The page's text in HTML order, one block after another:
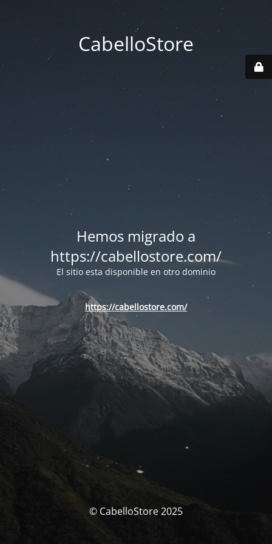
CabelloStore
Hemos migrado a
https://cabellostore.com/
El sitio esta disponible en otro dominio
https://cabellostore.com/
© CabelloStore 2025